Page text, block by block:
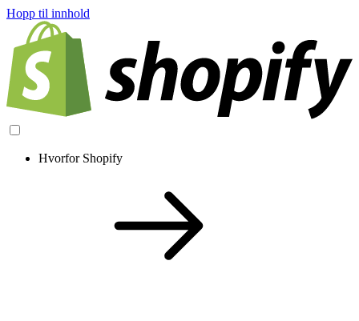
Hopp til innhold
Hvorfor Shopify